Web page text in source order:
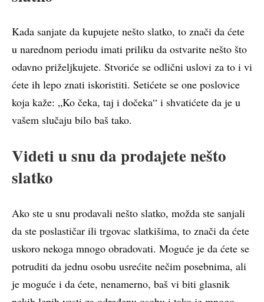
Kada sanjate da kupujete nešto slatko, to znači da ćete
u narednom periodu imati priliku da ostvarite nešto što
odavno priželjkujete. Stvoriće se odlični uslovi za to i vi
ćete ih lepo znati iskoristiti. Setićete se one poslovice
koja kaže: „Ko čeka, taj i dočeka“ i shvatićete da je u
vašem slučaju bilo baš tako.
Videti u snu da prodajete nešto
slatko
Ako ste u snu prodavali nešto slatko, možda ste sanjali
da ste poslastičar ili trgovac slatkišima, to znači da ćete
uskoro nekoga mnogo obradovati. Moguće je da ćete se
potruditi da jednu osobu usrećite nečim posebnima, ali
je moguće i da ćete, nenamerno, baš vi biti glasnik